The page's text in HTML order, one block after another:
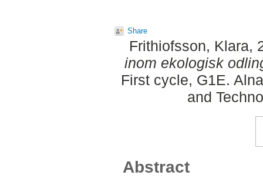
Share
Frithiofsson, Klara,
inom ekologisk
First cycle, G1E.
and
Abstract